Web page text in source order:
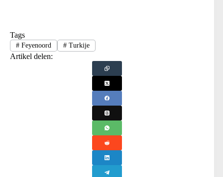
Tags
#Feyenoord #Turkije
Artikel delen: